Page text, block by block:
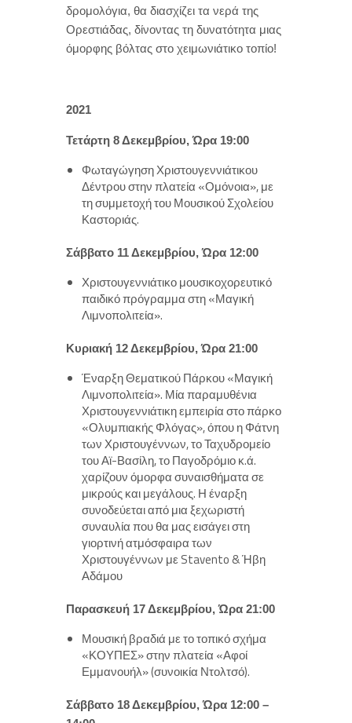
δρομολόγια, θα διασχίζει τα νερά της
Ορεστιάδας, δίνοντας τη δυνατότητα μιας
όμορφης βόλτας στο χειμωνιάτικο τοπίο!
2021
Τετάρτη 8 Δεκεμβρίου, Ώρα 19:00
Φωταγώγηση Χριστουγεννιάτικου
Δέντρου στην πλατεία «Ομόνοια», με
τη συμμετοχή του Μουσικού Σχολείου
Καστοριάς.
Σάββατο 11 Δεκεμβρίου, Ώρα 12:00
Χριστουγεννιάτικο μουσικοχορευτικό
παιδικό πρόγραμμα στη «Μαγική
Λιμνοπολιτεία».
Κυριακή 12 Δεκεμβρίου, Ώρα 21:00
Έναρξη Θεματικού Πάρκου «Μαγική
Λιμνοπολιτεία». Μία παραμυθένια
Χριστουγεννιάτικη εμπειρία στο πάρκο
«Ολυμπιακής Φλόγας», όπου η Φάτνη
των Χριστουγέννων, το Ταχυδρομείο
του Αϊ-Βασίλη, το Παγοδρόμιο κ.ά.
χαρίζουν όμορφα συναισθήματα σε
μικρούς και μεγάλους. Η έναρξη
συνοδεύεται από μια ξεχωριστή
συναυλία που θα μας εισάγει στη
γιορτινή ατμόσφαιρα των
Χριστουγέννων με Stavento & Ήβη
Αδάμου
Παρασκευή 17 Δεκεμβρίου, Ώρα 21:00
Μουσική βραδιά με το τοπικό σχήμα
«ΚΟΥΠΕΣ» στην πλατεία «Αφοί
Εμμανουήλ» (συνοικία Ντολτσό).
Σάββατο 18 Δεκεμβρίου, Ώρα 12:00 –